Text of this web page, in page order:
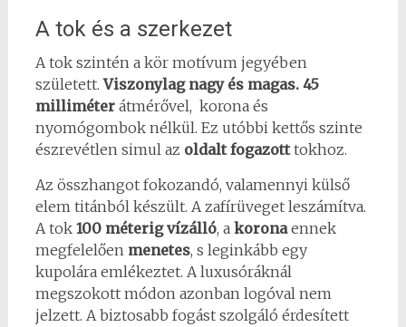
A tok és a szerkezet
A tok szintén a kör motívum jegyében
született.Viszonylag nagy és magas. 45
milliméterátmérővel, korona és
nyomógombok nélkül. Ez utóbbi kettős szinte
észrevétlen simul az oldalt fogazotttokhoz.
Az összhangot fokozandó, valamennyi külső
elem titánból készült. A zafírüveget leszámítva.
A tok 100 méterig vízálló, a koronaennek
megfelelően menetes, s leginkább egy
kupolára emlékeztet. A luxusóráknál
megszokott módon azonban logóval nem
jelzett. A biztosabb fogást szolgáló érdesített